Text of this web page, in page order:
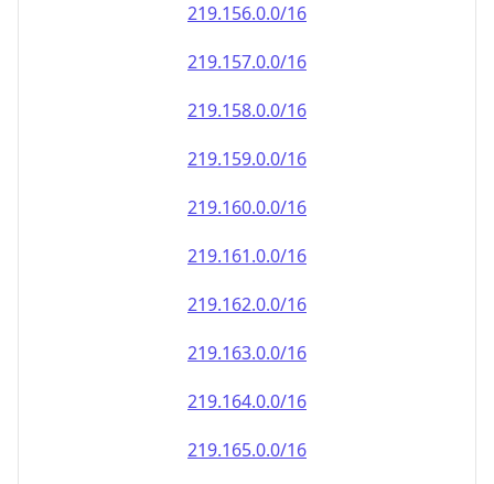
219.156.0.0/16
219.157.0.0/16
219.158.0.0/16
219.159.0.0/16
219.160.0.0/16
219.161.0.0/16
219.162.0.0/16
219.163.0.0/16
219.164.0.0/16
219.165.0.0/16